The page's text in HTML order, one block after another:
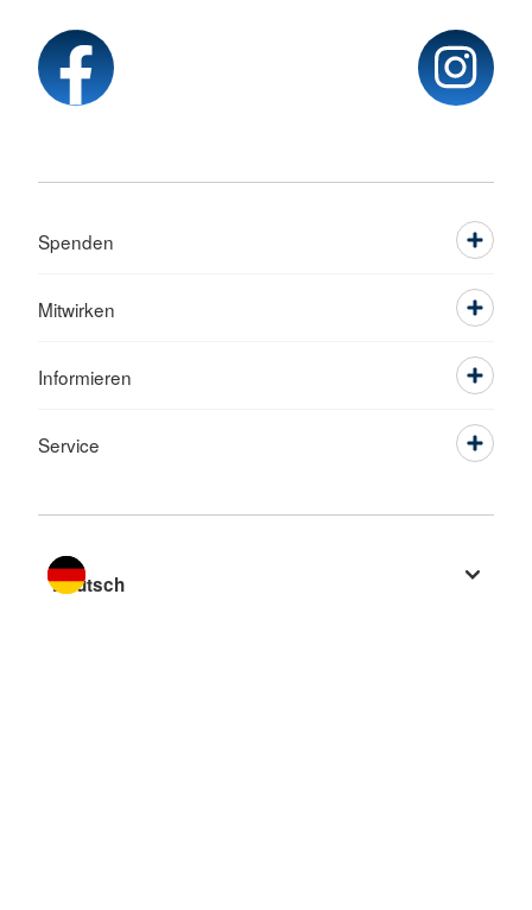
Spenden
Mitwirken
Informieren
Service
Sprache wechseln zu